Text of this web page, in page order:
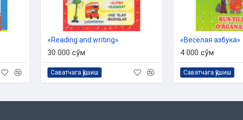
«Reading and writing»
30 000 сўм
Саватчага қўшиш
«Весёлая азбука»
4 000 сўм
Саватчага қўшиш